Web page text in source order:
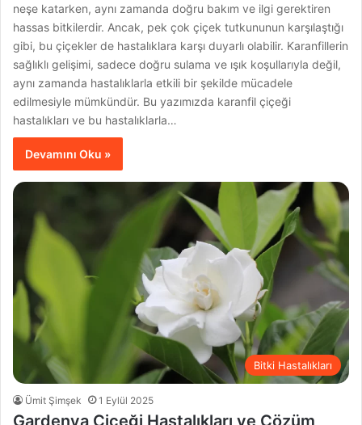
neşe katarken, aynı zamanda doğru bakım ve ilgi gerektiren
hassas bitkilerdir. Ancak, pek çok çiçek tutkununun karşılaştığı
gibi, bu çiçekler de hastalıklara karşı duyarlı olabilir. Karanfillerin
sağlıklı gelişimi, sadece doğru sulama ve ışık koşullarıyla değil,
aynı zamanda hastalıklarla etkili bir şekilde mücadele
edilmesiyle mümkündür. Bu yazımızda karanfil çiçeği
hastalıkları ve bu hastalıklarla…
Devamını Oku »
Bitki Hastalıkları
Ümit Şimşek 1 Eylül 2025
Gardenya Çiçeği Hastalıkları ve Çözüm